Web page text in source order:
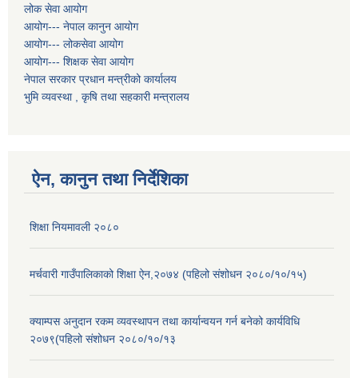
लोक सेवा आयोग
आयोग--- नेपाल कानुन आयोग
आयोग--- लोकसेवा आयोग
आयोग--- शिक्षक सेवा आयोग
नेपाल सरकार प्रधान मन्त्रीको कार्यालय
भुमि व्यवस्था , कृषि तथा सहकारी मन्त्रालय
ऐन, कानुन तथा निर्देशिका
शिक्षा नियमावली २०८०
मर्चवारी गाउँपालिकाको शिक्षा ऐन,२०७४ (पहिलो संशोधन २०८०/१०/१५)
क्याम्पस अनुदान रकम व्यवस्थापन तथा कार्यान्वयन गर्न बनेको कार्यविधि
२०७९(पहिलो संशोधन २०८०/१०/१३